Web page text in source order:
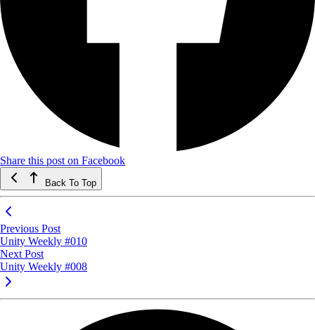
Share this post on Facebook
Back To Top
Previous Post
Unity Weekly #010
Next Post
Unity Weekly #008